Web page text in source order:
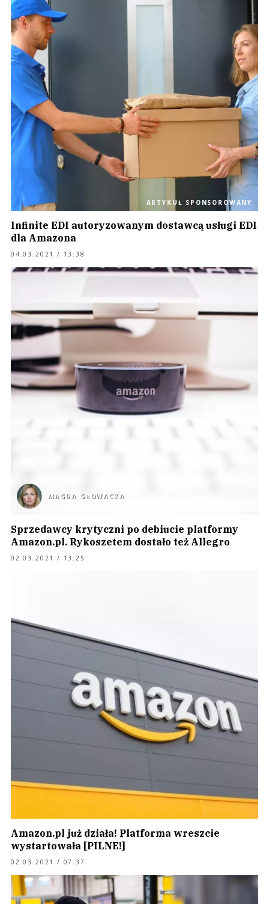
ARTYKUŁ SPONSOROWANY
Infinite EDI autoryzowanym dostawcą usługi EDI
dla Amazona
04.03.2021 / 13:38
MAGDA GŁOWACKA
Sprzedawcy krytyczni po debiucie platformy
Amazon.pl. Rykoszetem dostało też Allegro
02.03.2021 / 13:25
Amazon.pl już działa! Platforma wreszcie
wystartowała [PILNE!]
02.03.2021 / 07:37